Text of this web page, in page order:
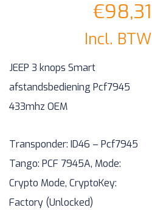
€98,31
Incl. BTW
JEEP 3 knops Smart
afstandsbediening Pcf7945
433mhz OEM
Transponder: ID46 – Pcf7945
Tango: PCF 7945A, Mode:
Crypto Mode, CryptoKey:
Factory (Unlocked)